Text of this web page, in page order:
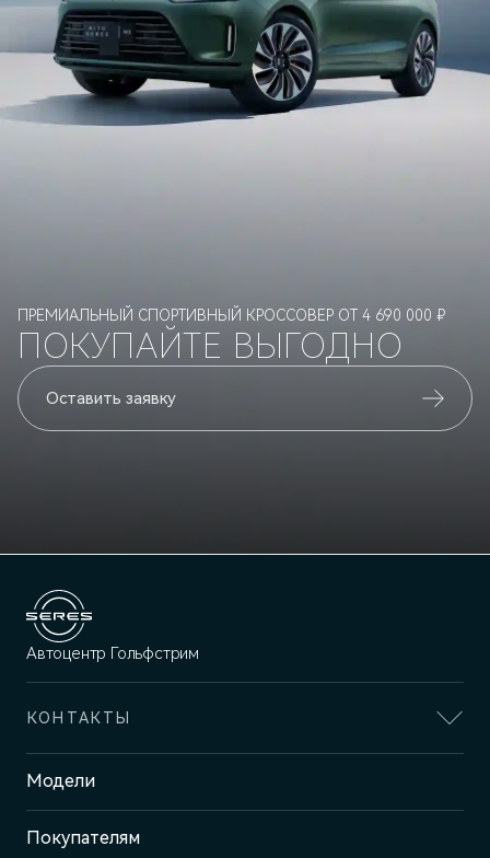
ПОКУПАЙТЕ ВЫГОДНО
ПРЕМИАЛЬНЫЙ СПОРТИВНЫЙ КРОССОВЕР ОТ 4 690 000 ₽
Оставить заявку
Автоцентр Гольфстрим
КОНТАКТЫ
Адрес
Челябинск, ул. Братьев
Кашириных, 143
Модели
Покупателям